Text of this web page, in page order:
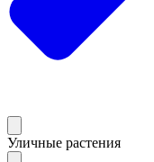
Уличные растения